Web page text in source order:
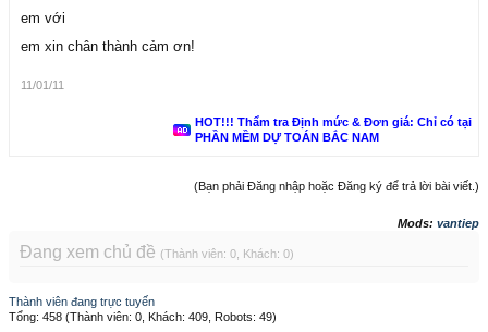
em với
em xin chân thành cảm ơn!
11/01/11
HOT!!! Thẩm tra Định mức & Đơn giá: Chỉ có tại
PHẦN MỀM DỰ TOÁN BẮC NAM
(Bạn phải Đăng nhập hoặc Đăng ký để trả lời bài viết.)
Mods: vantiep
Đang xem chủ đề (Thành viên: 0, Khách: 0)
Thành viên đang trực tuyến
Tổng: 458 (Thành viên: 0, Khách: 409, Robots: 49)